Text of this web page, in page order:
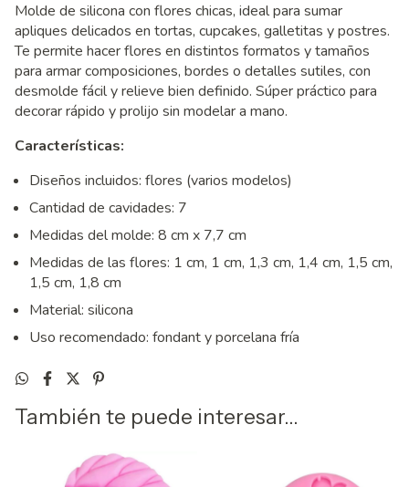
Molde de silicona con flores chicas, ideal para sumar
apliques delicados en tortas, cupcakes, galletitas y postres.
Te permite hacer flores en distintos formatos y tamaños
para armar composiciones, bordes o detalles sutiles, con
desmolde fácil y relieve bien definido. Súper práctico para
decorar rápido y prolijo sin modelar a mano.
Características:
Diseños incluidos: flores (varios modelos)
Cantidad de cavidades: 7
Medidas del molde: 8 cm x 7,7 cm
Medidas de las flores: 1 cm, 1 cm, 1,3 cm, 1,4 cm, 1,5 cm,
1,5 cm, 1,8 cm
Material: silicona
Uso recomendado: fondant y porcelana fría
También te puede interesar...